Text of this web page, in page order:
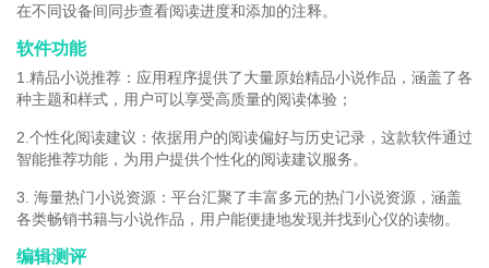
在不同设备间同步查看阅读进度和添加的注释。
软件功能
1.精品小说推荐：应用程序提供了大量原始精品小说作品，涵盖了各
种主题和样式，用户可以享受高质量的阅读体验；
2.个性化阅读建议：依据用户的阅读偏好与历史记录，这款软件通过
智能推荐功能，为用户提供个性化的阅读建议服务。
3. 海量热门小说资源：平台汇聚了丰富多元的热门小说资源，涵盖
各类畅销书籍与小说作品，用户能便捷地发现并找到心仪的读物。
编辑测评